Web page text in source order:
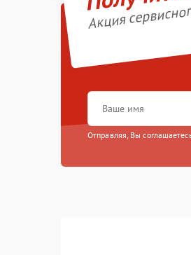
Акция
Отправляя, Вы